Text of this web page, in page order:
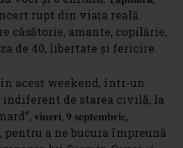
rupt din viața reală.
căsătorie, amante, copilărie,
de 40, libertate și fericire.
acest weekend, într-un
indiferent de starea civilă, la
𝐯𝐢𝐧𝐞𝐫𝐢, 𝟗 𝐬𝐞𝐩𝐭𝐞𝐦𝐛𝐫𝐢𝐞,
pentru a ne bucura împreună